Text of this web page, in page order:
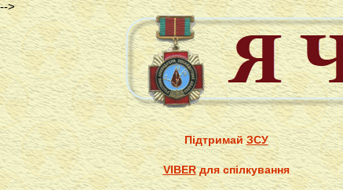
-->
ПідтримайЗСУ
VIBERдля спілкування